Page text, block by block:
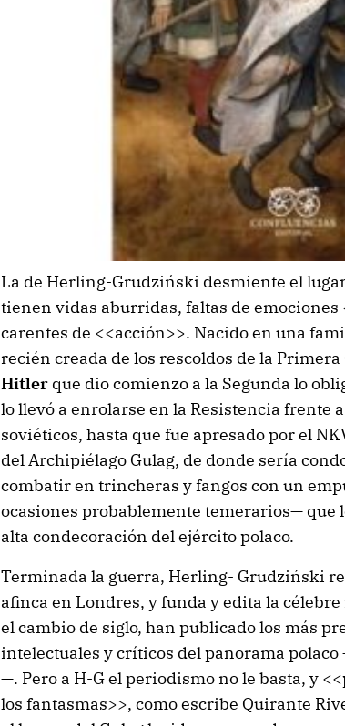
La de Herling-Grudziński desmiente el
tienen vidas aburridas, faltas de emociones
carentes de <<acción>>. Nacido en una
recién creada de los rescoldos de la
Hitlerque dio comienzo a la Segunda lo
lo llevó a enrolarse en la Resistencia frente
soviéticos, hasta que fue apresado por el
del Archipiélago Gulag, de donde sería
combatir en trincheras y fangos con un
ocasiones probablemente temerarios— que
alta condecoración del ejército polaco.
Terminada la guerra, Herling- Grudziński
afinca en Londres, y funda y edita la
el cambio de siglo, han publicado los más
intelectuales y críticos del panorama polaco
—. Pero a H-G el periodismo no le basta, y
los fantasmas>>, como escribe Quirante